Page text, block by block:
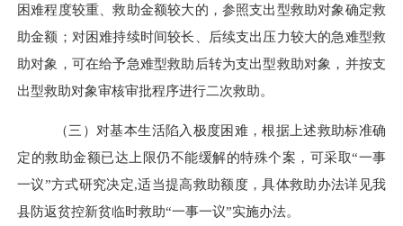
困难程度较重、救助金额较大的，参照支出型救助对象确定救
助金额；对困难持续时间较长、后续支出压力较大的急难型救
助对象，可在给予急难型救助后转为支出型救助对象，并按支
出型救助对象审核审批程序进行二次救助。
（三） 对基本生活陷入极度困难，根据上述救助标准确
定的救助金额已达上限仍不能缓解的特殊个案，可采取“一事
一议”方式研究决定,适当提高救助额度，具体救助办法详见我
县防返贫控新贫临时救助“一事一议”实施办法。